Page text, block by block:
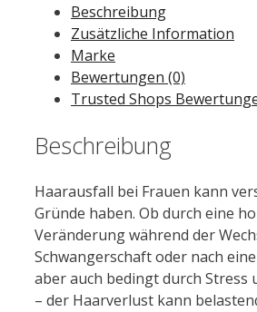
FrauenBeschreibung
Zusätzliche Information
Marke
Bewertungen (0)
Trusted Shops
Beschreibung
Haarausfall bei Frauen kann
Gründe haben. Ob durch eine
Veränderung während der
Schwangerschaft oder nach
aber auch bedingt durch Stress
– der Haarverlust kann